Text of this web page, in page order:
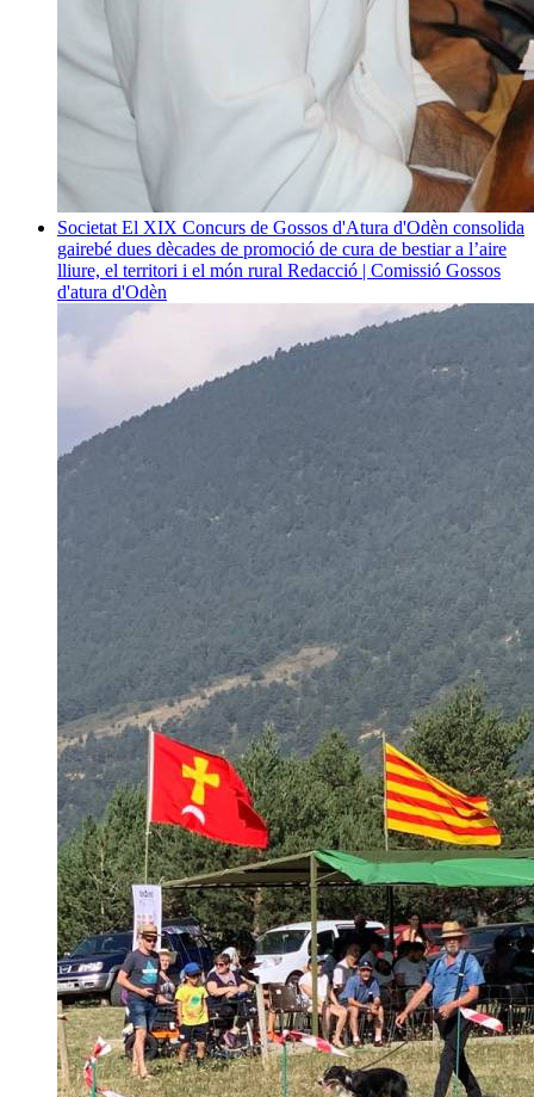
Societat El XIX Concurs de Gossos d'Atura d'Odèn consolida
gairebé dues dècades de promoció de cura de bestiar a l’aire
lliure, el territori i el món rural Redacció | Comissió Gossos
d'atura d'Odèn